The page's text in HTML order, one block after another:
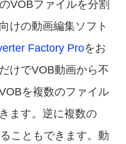
VOBファイルを分割
けの動画編集ソフト
Factory Proをお
けでVOB動画から不
を複数のファイル
ます。逆に複数の
こともできます。動